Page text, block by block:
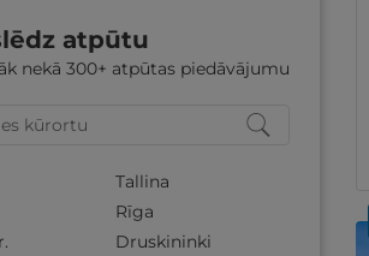
atpūtu
nekā 300+ atpūtas piedāvājumu
Tallina
Rīga
Druskininki